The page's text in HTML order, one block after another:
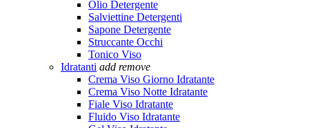
Olio Detergente
Salviettine Detergenti
Sapone Detergente
Struccante Occhi
Tonico Viso
Idratanti add remove
Crema Viso Giorno Idratante
Crema Viso Notte Idratante
Fiale Viso Idratante
Fluido Viso Idratante